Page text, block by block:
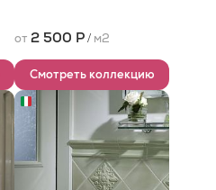
от 2 500 Р/ м2
Смотреть коллекцию